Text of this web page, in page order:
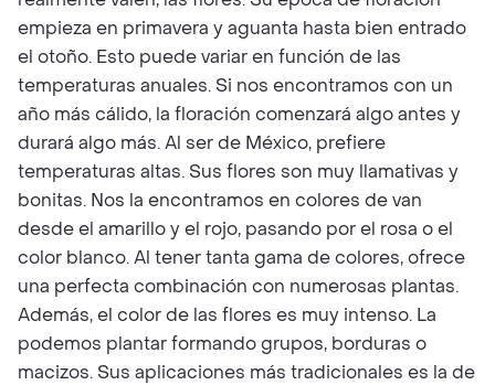
empieza en primavera y aguanta hasta bien entrado
el otoño. Esto puede variar en función de las
temperaturas anuales. Si nos encontramos con un
año más cálido, la floración comenzará algo antes y
durará algo más. Al ser de México, prefiere
temperaturas altas. Sus flores son muy llamativas y
bonitas. Nos la encontramos en colores de van
desde el amarillo y el rojo, pasando por el rosa o el
color blanco. Al tener tanta gama de colores, ofrece
una perfecta combinación con numerosas plantas.
Además, el color de las flores es muy intenso. La
podemos plantar formando grupos, borduras o
macizos. Sus aplicaciones más tradicionales es la de